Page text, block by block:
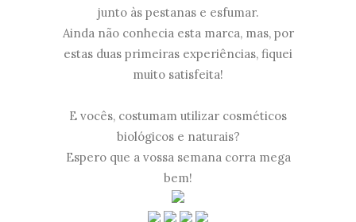
junto às pestanas e esfumar.
Ainda não conhecia esta marca, mas, por
estas duas primeiras experiências, fiquei
muito satisfeita!
E vocês, costumam utilizar cosméticos
biológicos e naturais?
Espero que a vossa semana corra mega
bem!